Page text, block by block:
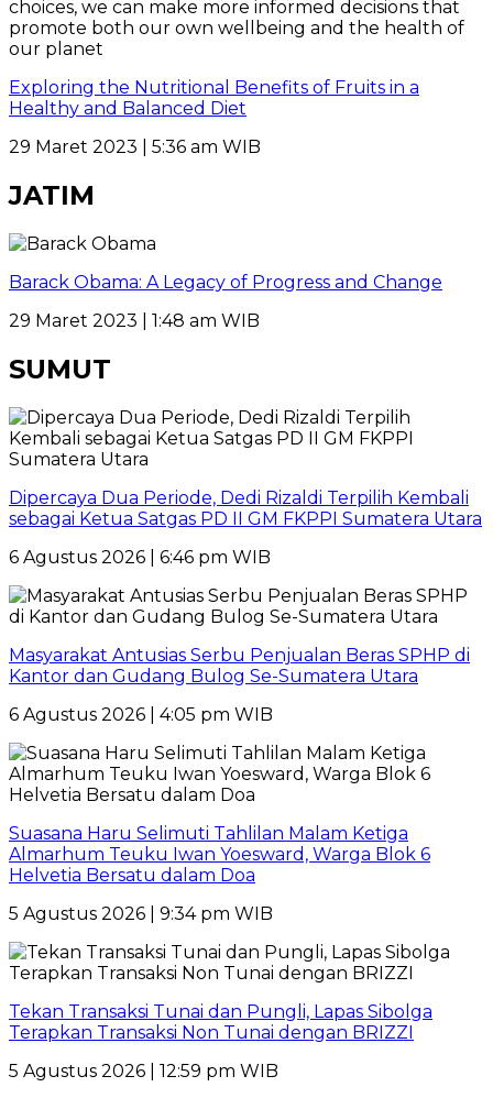
Exploring the Nutritional Benefits of Fruits in a
Healthy and Balanced Diet
29 Maret 2023 | 5:36 am WIB
JATIM
Barack Obama: A Legacy of Progress and Change
29 Maret 2023 | 1:48 am WIB
SUMUT
Dipercaya Dua Periode, Dedi Rizaldi Terpilih Kembali
sebagai Ketua Satgas PD II GM FKPPI Sumatera Utara
6 Agustus 2026 | 6:46 pm WIB
Masyarakat Antusias Serbu Penjualan Beras SPHP di
Kantor dan Gudang Bulog Se-Sumatera Utara
6 Agustus 2026 | 4:05 pm WIB
Suasana Haru Selimuti Tahlilan Malam Ketiga
Almarhum Teuku Iwan Yoesward, Warga Blok 6
Helvetia Bersatu dalam Doa
5 Agustus 2026 | 9:34 pm WIB
Tekan Transaksi Tunai dan Pungli, Lapas Sibolga
Terapkan Transaksi Non Tunai dengan BRIZZI
5 Agustus 2026 | 12:59 pm WIB